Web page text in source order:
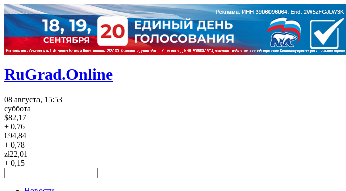
RuGrad.Online
08 августа, 15:53
суббота
$82,17
+ 0,76
€94,84
+ 0,78
zł22,01
+ 0,15